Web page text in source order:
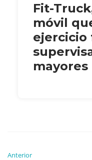
Fit-
móvil
ejercicio
mayores
Anterior